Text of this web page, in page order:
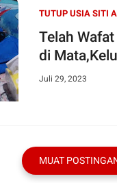
TUTUP USIA SITI
Telah
di
Juli 29, 2023
MUAT